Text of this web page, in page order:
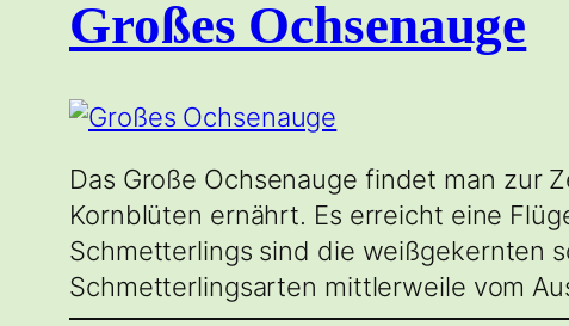
Großes Ochsenauge
Das Große Ochsenauge findet man zur
Kornblüten ernährt. Es erreicht eine
Schmetterlings sind die weißgekernten
Schmetterlingsarten mittlerweile vom